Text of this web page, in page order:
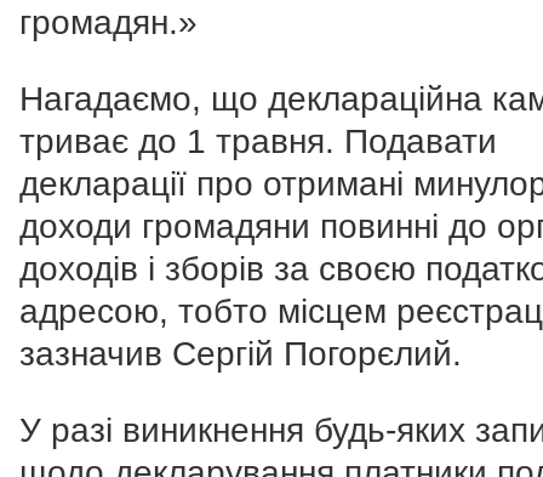
громадян.»
Нагадаємо, що деклараційна
триває до 1 травня. Подавати
декларації про отримані
доходи громадяни повинні до
доходів і зборів за своєю
адресою, тобто місцем
зазначив Сергій Погорєлий.
У разі виникнення будь-яких